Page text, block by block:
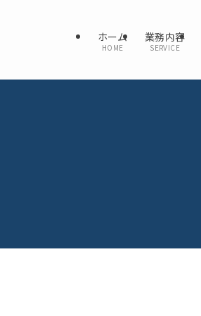
ホーム
HOME
業務内容
SERVICE